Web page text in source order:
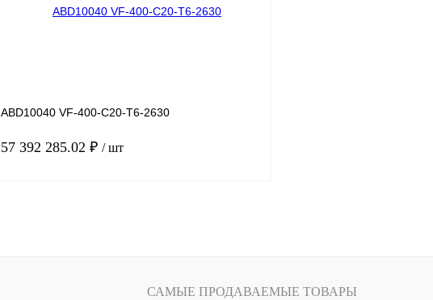
ABD10040 VF-400-C20-T6-2630
57 392 285.02 ₽ / шт
Купить в 1 клик Сравнение
САМЫЕ ПРОДАВАЕМЫЕ ТОВАРЫ